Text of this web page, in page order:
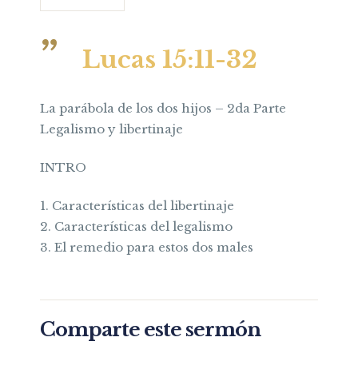
Lucas 15:11-32
La parábola de los dos hijos – 2da Parte
Legalismo y libertinaje
INTRO
1. Características del libertinaje
2. Características del legalismo
3. El remedio para estos dos males
Comparte este sermón